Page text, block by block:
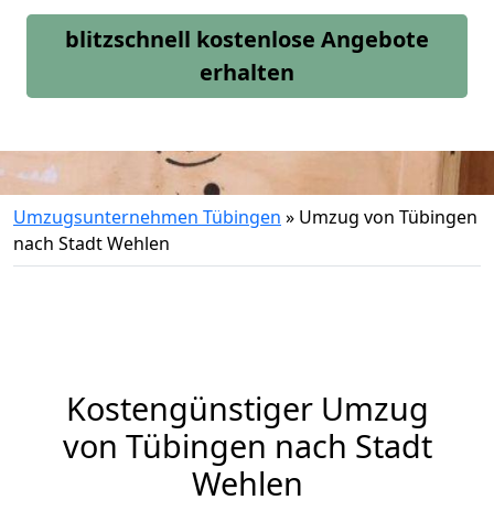
blitzschnell kostenlose Angebote
erhalten
Umzugsunternehmen Tübingen » Umzug von Tübingen
nach Stadt Wehlen
Kostengünstiger Umzug
von Tübingen nach Stadt
Wehlen